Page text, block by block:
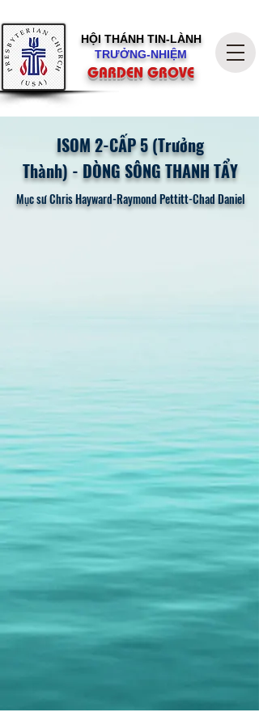
HỘI THÁNH TIN-LÀNH
TRƯỞNG-NHIỆM
GARDEN GROVE
ISOM 2-CẤP 5 (Trưởng
Thành) - DÒNG SÔNG THANH TẨY
Mục sư Chris Hayward-Raymond Pettitt-Chad Daniel